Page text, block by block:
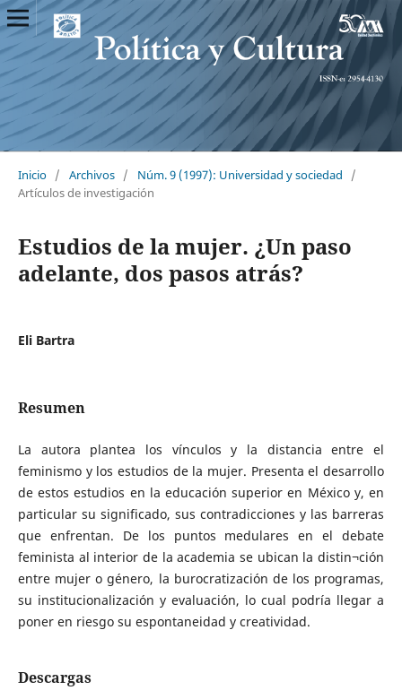
Inicio / Archivos / Núm. 9 (1997): Universidad y sociedad
/
Artículos de investigación
Estudios de la mujer. ¿Un paso
adelante, dos pasos atrás?
Eli Bartra
Resumen
La autora plantea los vínculos y la distancia entre el
feminismo y los estudios de la mujer. Presenta el desarrollo
de estos estudios en la educación superior en México y, en
particular su significado, sus contradicciones y las barreras
que enfrentan. De los puntos medulares en el debate
feminista al interior de la academia se ubican la distin¬ción
entre mujer o género, la burocratización de los programas,
su institucionalización y evaluación, lo cual podría llegar a
poner en riesgo su espontaneidad y creatividad.
Descargas